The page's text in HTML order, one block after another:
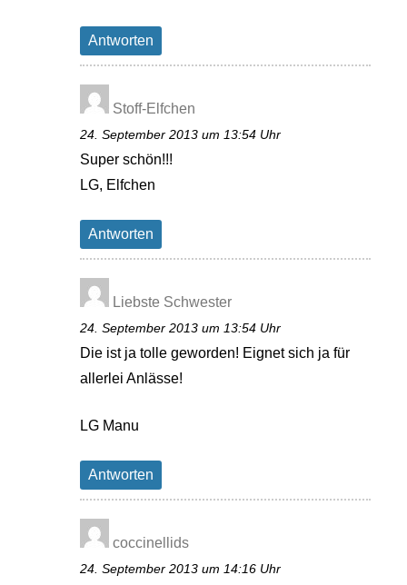
Antworten
Stoff-Elfchen
24. September 2013 um 13:54 Uhr
Super schön!!!
LG, Elfchen
Antworten
Liebste Schwester
24. September 2013 um 13:54 Uhr
Die ist ja tolle geworden! Eignet sich ja für
allerlei Anlässe!
LG Manu
Antworten
coccinellids
24. September 2013 um 14:16 Uhr